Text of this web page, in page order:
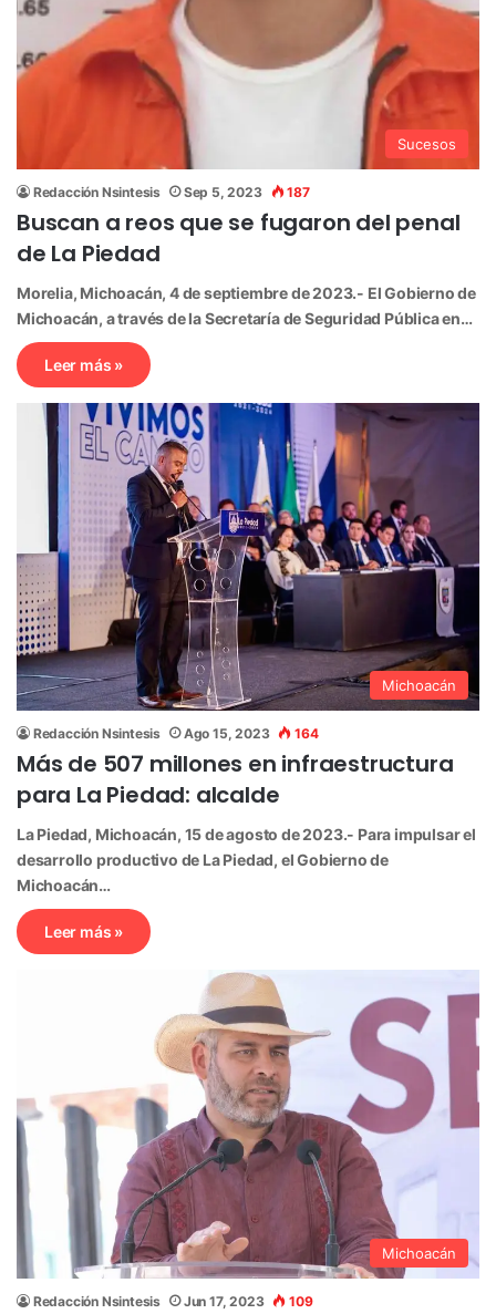
Sucesos
Redacción Nsintesis Sep 5, 2023 187
Buscan a reos que se fugaron del penal
de La Piedad
Morelia, Michoacán, 4 de septiembre de 2023.- El Gobierno de
Michoacán, a través de la Secretaría de Seguridad Pública en…
Leer más »
Michoacán
Redacción Nsintesis Ago 15, 2023 164
Más de 507 millones en infraestructura
para La Piedad: alcalde
La Piedad, Michoacán, 15 de agosto de 2023.- Para impulsar el
desarrollo productivo de La Piedad, el Gobierno de
Michoacán…
Leer más »
Michoacán
Redacción Nsintesis Jun 17, 2023 109